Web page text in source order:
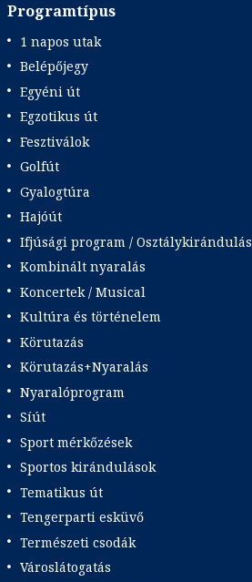
Programtípus
1 napos utak
Belépőjegy
Egyéni út
Egzotikus út
Fesztiválok
Golfút
Gyalogtúra
Hajóút
Ifjúsági program / Osztálykirándulás
Kombinált nyaralás
Koncertek / Musical
Kultúra és történelem
Körutazás
Körutazás+Nyaralás
Nyaralóprogram
Síút
Sport mérkőzések
Sportos kirándulások
Tematikus út
Tengerparti esküvő
Természeti csodák
Városlátogatás